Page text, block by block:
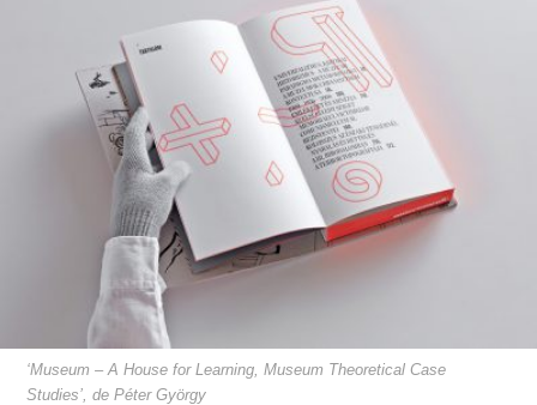
‘Museum – A House for Learning, Museum Theoretical Case
Studies’, de Péter György